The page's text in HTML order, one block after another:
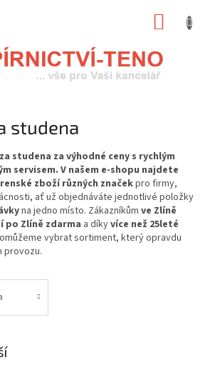
studena
studena za výhodné ceny s rychlým
servisem. V našem e-shopu najdete
zboží různých značekpro firmy,
ať už objednáváte jednotlivé položky
na jedno místo. Zákazníkům ve Zlíně
po Zlíně zdarma a díkyvíce než 25leté
vybrat sortiment, který opravdu
provozu.